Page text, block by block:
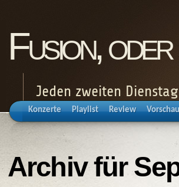
Fusion,
Jeden zweiten
Konzerte Playlist Review Vorschau
Archiv für